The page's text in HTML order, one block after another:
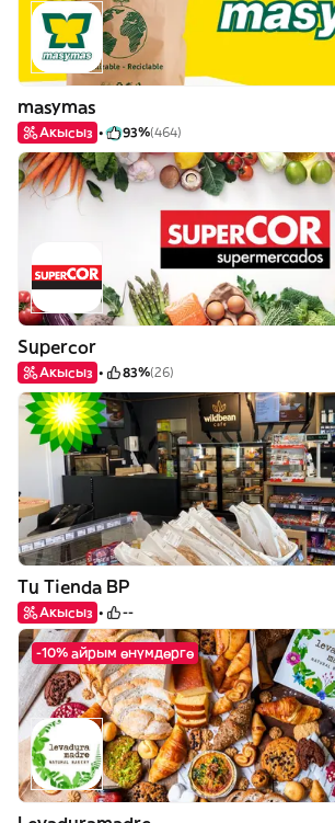
masymas
Акысыз 93%(464)
Supercor
Акысыз 83%(26)
Tu Tienda BP
Акысыз --
-10% айрым өнүмдөргө